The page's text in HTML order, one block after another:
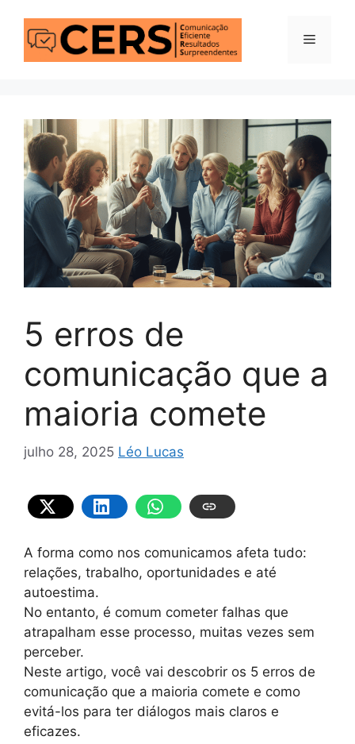
para
Menu
5 erros de
comunicação que a
maioria comete
julho 28, 2025 Léo Lucas
A forma como nos comunicamos afeta tudo:
relações, trabalho, oportunidades e até
autoestima.
No entanto, é comum cometer falhas que
atrapalham esse processo, muitas vezes sem
perceber.
Neste artigo, você vai descobrir os 5 erros de
comunicação que a maioria comete e como
evitá-los para ter diálogos mais claros e
eficazes.